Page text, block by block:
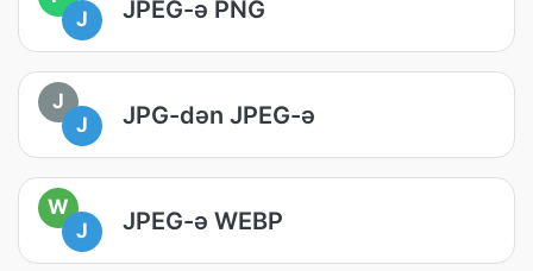
J
JPEG-ə PNG
J
J
JPG-dən JPEG-ə
W
J
JPEG-ə WEBP